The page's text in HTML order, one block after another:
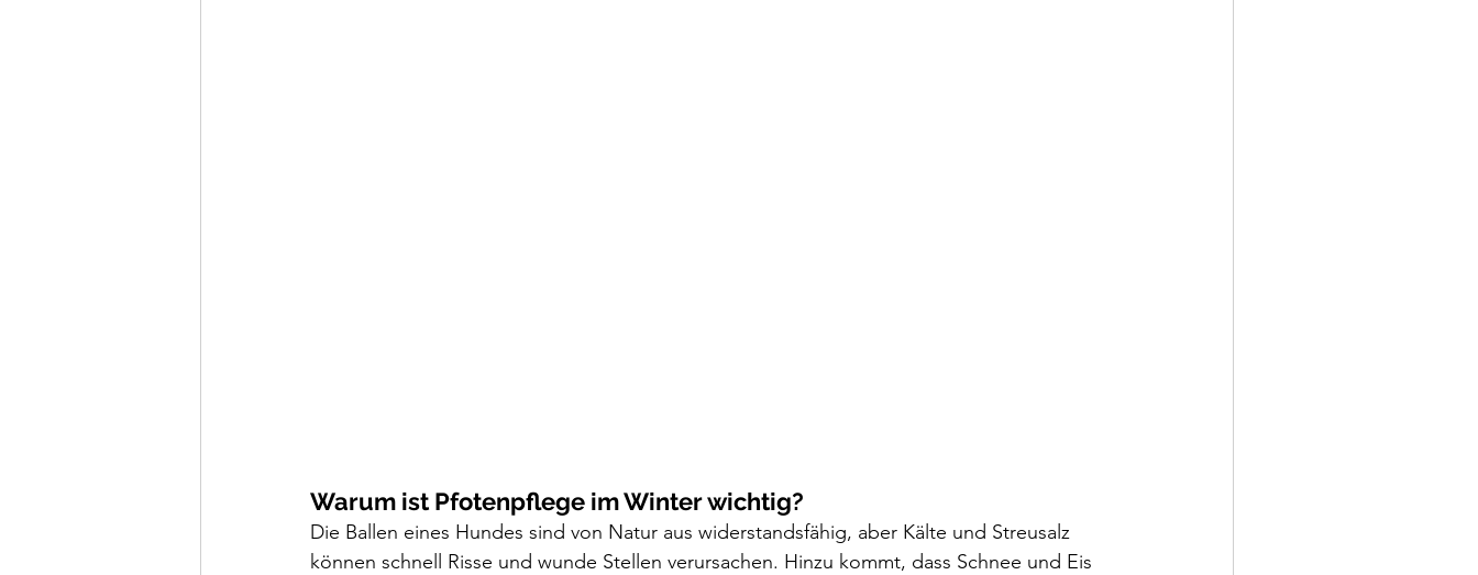
Warum ist Pfotenpflege im Winter wichtig?
Die Ballen eines Hundes sind von Natur aus widerstandsfähig, aber Kälte und Streusalz
können schnell Risse und wunde Stellen verursachen. Hinzu kommt, dass Schnee und Eis